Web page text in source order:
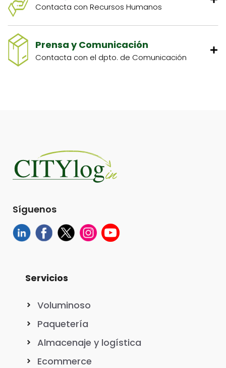
Contacta con Recursos Humanos
Prensa y Comunicación
Contacta con el dpto. de Comunicación
Síguenos
Servicios
Voluminoso
Paquetería
Almacenaje y logística
Ecommerce